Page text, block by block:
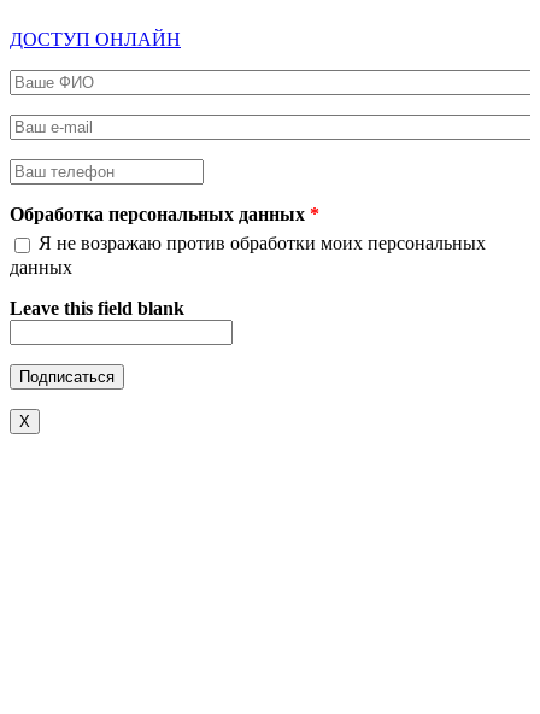
ДОСТУП ОНЛАЙН
Ваше ФИО
Ваш e-mail
Ваш телефон
Обработка персональных данных *
Я не возражаю против обработки моих персональных
данных
Leave this field blank
X